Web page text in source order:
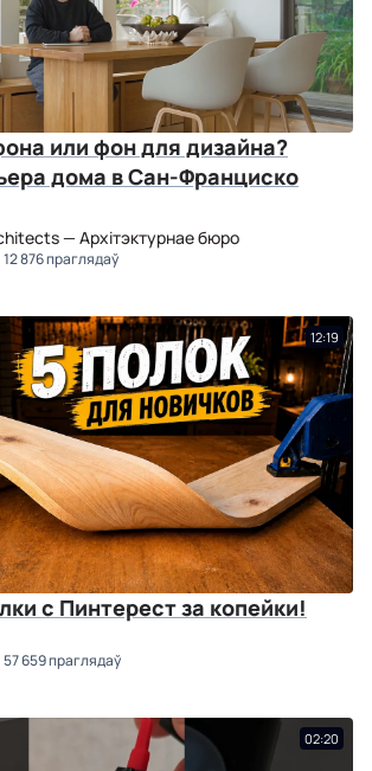
или фон для дизайна?
дома в Сан-Франциско
— Архітэктурнае бюро
12 876 праглядаў
12:19
с Пинтерест за копейки!
57 659 праглядаў
02:20